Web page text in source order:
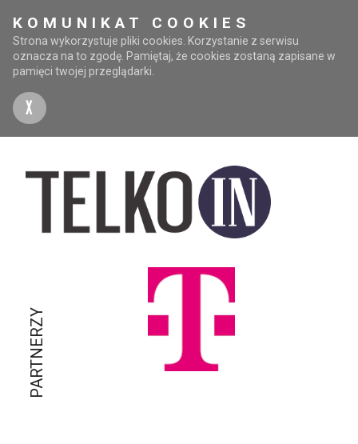
KOMUNIKAT COOKIES
Strona wykorzystuje pliki cookies. Korzystanie z serwisu
oznacza na to zgodę. Pamiętaj, że cookies zostaną zapisane w
pamięci twojej przeglądarki.
X
PARTNERZY